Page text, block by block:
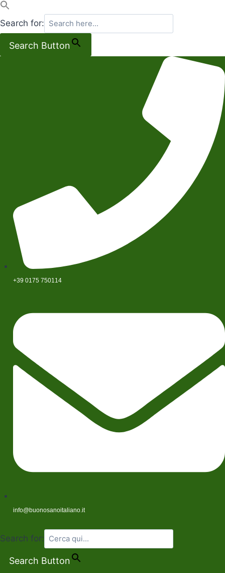
Search for:
Search Button
+39 0175 750114
info@buonosanoitaliano.it
Search for:
Search Button